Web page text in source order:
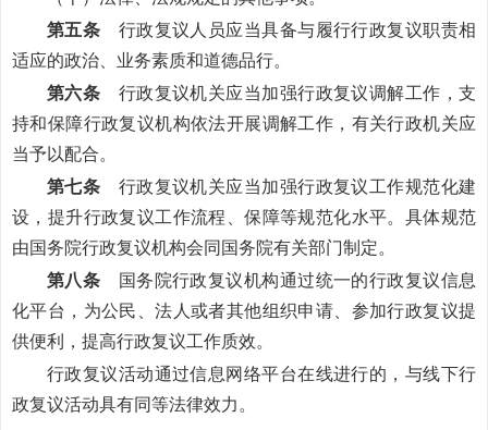
第五条 行政复议人员应当具备与履行行政复议职责相
适应的政治、业务素质和道德品行。
第六条 行政复议机关应当加强行政复议调解工作，支
持和保障行政复议机构依法开展调解工作，有关行政机关应
当予以配合。
第七条 行政复议机关应当加强行政复议工作规范化建
设，提升行政复议工作流程、保障等规范化水平。具体规范
由国务院行政复议机构会同国务院有关部门制定。
第八条 国务院行政复议机构通过统一的行政复议信息
化平台，为公民、法人或者其他组织申请、参加行政复议提
供便利，提高行政复议工作质效。
行政复议活动通过信息网络平台在线进行的，与线下行
政复议活动具有同等法律效力。